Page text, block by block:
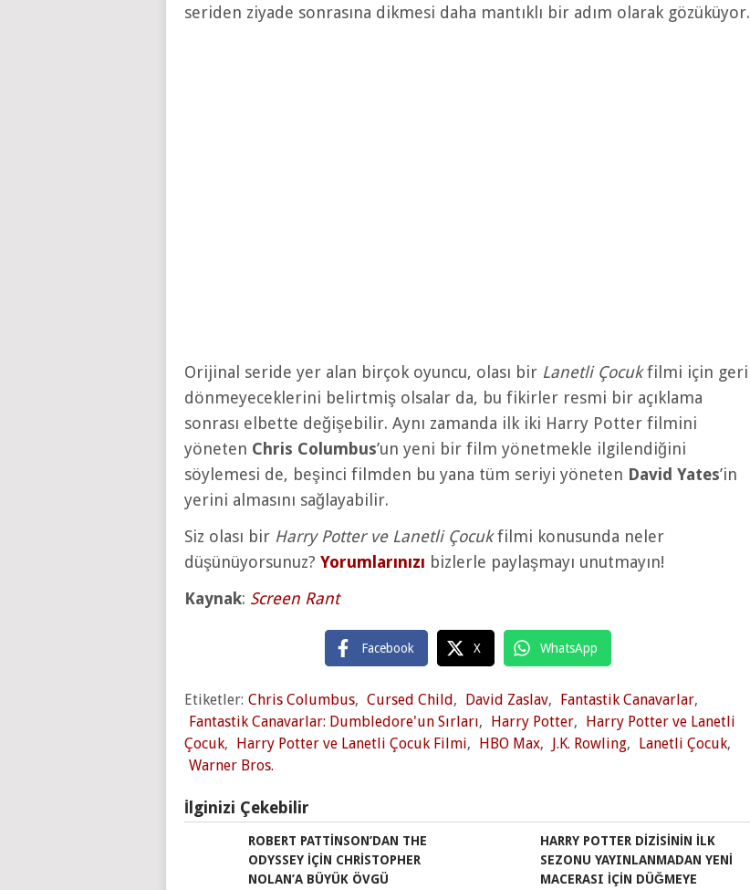
seriden ziyade sonrasına dikmesi daha mantıklı bir adım olarak gözüküyor.
Orijinal seride yer alan birçok oyuncu, olası bir Lanetli Çocukfilmi için geri
dönmeyeceklerini belirtmiş olsalar da, bu fikirler resmi bir açıklama
sonrası elbette değişebilir. Aynı zamanda ilk iki Harry Potter filmini
yöneten Chris Columbus’un yeni bir film yönetmekle ilgilendiğini
söylemesi de, beşinci filmden bu yana tüm seriyi yöneten David Yates’in
yerini almasını sağlayabilir.
Siz olası bir Harry Potter ve Lanetli Çocukfilmi konusunda neler
düşünüyorsunuz? Yorumlarınızı bizlerle paylaşmayı unutmayın!
Kaynak: Screen Rant
Facebook X WhatsApp
Etiketler: Chris Columbus, Cursed Child , David Zaslav, Fantastik Canavarlar,
Fantastik Canavarlar: Dumbledore'un Sırları, Harry Potter,
Harry Potter ve Lanetli
Çocuk, Harry Potter ve Lanetli Çocuk Filmi, HBO Max, J.K. Rowling, Lanetli Çocuk,
Warner Bros.
İlginizi Çekebilir
ROBERT PATTINSON’DAN THE
ODYSSEY IÇIN CHRISTOPHER
NOLAN’A BÜYÜK ÖVGÜ
HARRY POTTER DIZISININ İLK
SEZONU YAYINLANMADAN YENI
MACERASI IÇIN DÜĞMEYE